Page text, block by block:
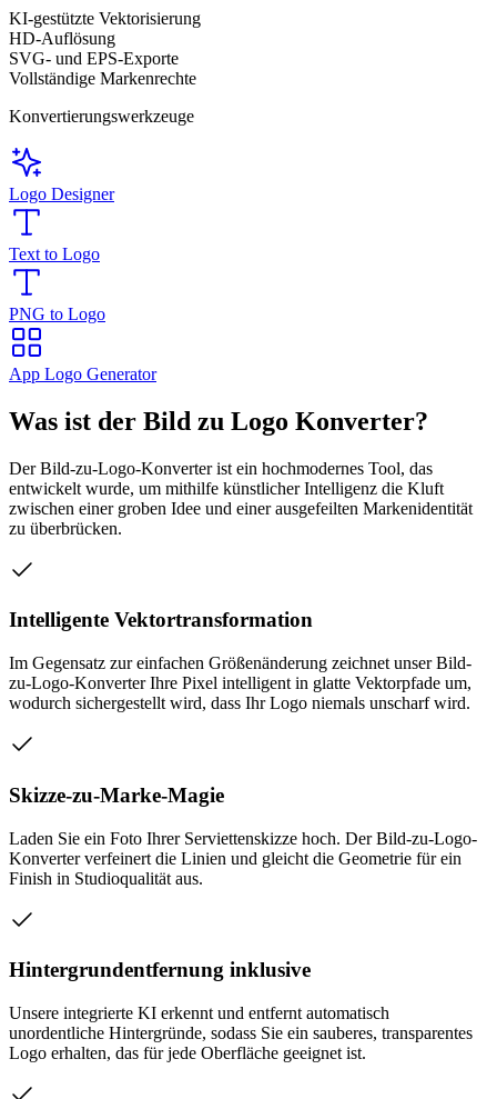
KI-gestützte Vektorisierung
HD-Auflösung
SVG- und EPS-Exporte
Vollständige Markenrechte
Konvertierungswerkzeuge
Logo Designer
Text to Logo
PNG to Logo
App Logo Generator
Was ist der Bild zu Logo Konverter?
Der Bild-zu-Logo-Konverter ist ein hochmodernes Tool, das
entwickelt wurde, um mithilfe künstlicher Intelligenz die Kluft
zwischen einer groben Idee und einer ausgefeilten Markenidentität
zu überbrücken.
Intelligente Vektortransformation
Im Gegensatz zur einfachen Größenänderung zeichnet unser Bild-
zu-Logo-Konverter Ihre Pixel intelligent in glatte Vektorpfade um,
wodurch sichergestellt wird, dass Ihr Logo niemals unscharf wird.
Skizze-zu-Marke-Magie
Laden Sie ein Foto Ihrer Serviettenskizze hoch. Der Bild-zu-Logo-
Konverter verfeinert die Linien und gleicht die Geometrie für ein
Finish in Studioqualität aus.
Hintergrundentfernung inklusive
Unsere integrierte KI erkennt und entfernt automatisch
unordentliche Hintergründe, sodass Sie ein sauberes, transparentes
Logo erhalten, das für jede Oberfläche geeignet ist.